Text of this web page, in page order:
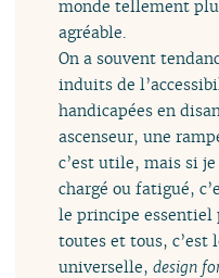
monde tellement
agréable.
On a souvent
induits de
handicapées en
ascenseur, une
c’est utile, mais si
chargé ou fatigué,
le principe essentiel
toutes et tous, c’est
universelle,design